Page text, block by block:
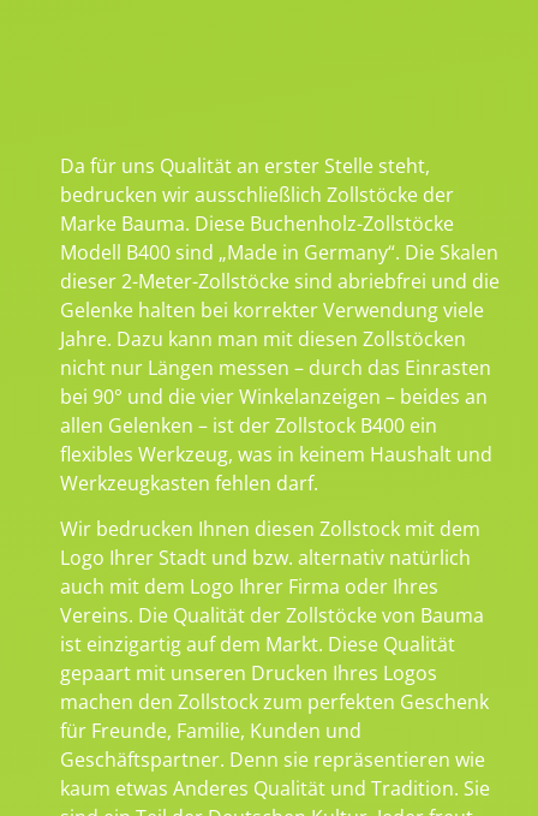
Da für uns Qualität an erster Stelle steht,
bedrucken wir ausschließlich Zollstöcke der
Marke Bauma. Diese Buchenholz-Zollstöcke
Modell B400 sind „Made in Germany“. Die Skalen
dieser 2-Meter-Zollstöcke sind abriebfrei und die
Gelenke halten bei korrekter Verwendung viele
Jahre. Dazu kann man mit diesen Zollstöcken
nicht nur Längen messen – durch das Einrasten
bei 90° und die vier Winkelanzeigen – beides an
allen Gelenken – ist der Zollstock B400 ein
flexibles Werkzeug, was in keinem Haushalt und
Werkzeugkasten fehlen darf.
Wir bedrucken Ihnen diesen Zollstock mit dem
Logo Ihrer Stadt und bzw. alternativ natürlich
auch mit dem Logo Ihrer Firma oder Ihres
Vereins. Die Qualität der Zollstöcke von Bauma
ist einzigartig auf dem Markt. Diese Qualität
gepaart mit unseren Drucken Ihres Logos
machen den Zollstock zum perfekten Geschenk
für Freunde, Familie, Kunden und
Geschäftspartner. Denn sie repräsentieren wie
kaum etwas Anderes Qualität und Tradition. Sie